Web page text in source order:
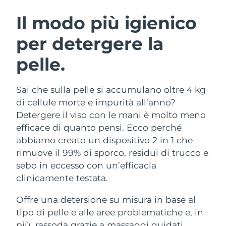
Il modo più igienico
per detergere la
pelle.
Sai che sulla pelle si accumulano oltre 4 kg
di cellule morte e impurità all’anno?
Detergere il viso con le mani è molto meno
efficace di quanto pensi. Ecco perché
abbiamo creato un dispositivo 2 in 1 che
rimuove il 99% di sporco, residui di trucco e
sebo in eccesso con un’efficacia
clinicamente testata.
Offre una detersione su misura in base al
tipo di pelle e alle aree problematiche e, in
Detersione viso
Anti-aging massage
LUNA™ 4 Plus
Massage, LED heating
LUNA™ 4 Men
Microcurrent toning
BEAR™ 2 go
Microcurrent toning on-the-go
BEAR™ 2 eyes & lips
Idratazione
UFO™ 3 pacchetto
Deep facial hydration
Near-infrared and red light therapy
device
Igiene orale
issa™ 4
Hybrid silicone sonic toothbrush
Smart hybrid silicone sonic toothbrush
TRATTAMENTI ANTI-AGE FAQ™
Anti-age Trattamenti LED
Austria Consegna stimata
Bahrein Consegna stimata
Belgio
Bermuda Consegna stimata 8/17/26
Bosnia ed
Erzegovina
Consegna stimata8/14/26
Brunei Consegna stimata 8/16/26
Bulgaria Consegna stimata
Cile Consegna stimata8/15/26